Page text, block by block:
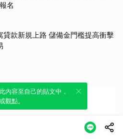
名
貸款新規上路 儲備金門檻提高衝擊
水別只擦地！5大常見原因＋精
容，透過發布貼
內容至自己的貼文中，
觀點。